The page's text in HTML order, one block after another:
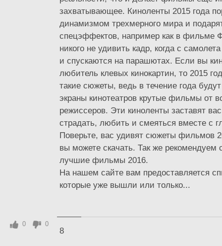
захватывающее. Киноленты 2015 года
динамизмом трехмерного мира и
спецэффектов, например как в фильме
никого не удивить кадр, когда с
и спускаются на парашютах. Если вы
любитель клевых кинокартин, то 2015
такие сюжеты, ведь в течение года
экраны кинотеатров крутые фильмы от
режиссеров. Эти киноленты заставят
страдать, любить и смеяться вместе с
Поверьте, вас удивят сюжеты фильмов
вы можете скачать. Так же рекомендуем
лучшие фильмы 2016.
На нашем сайте вам предоставляется
которые уже вышли или только...
8
0 0